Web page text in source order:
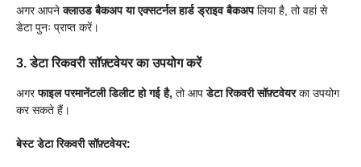
अगर आपनेक्लाउड बैकअप या एक्सटर्नल हार्ड ड्राइव बैकअपलिया है, तो वहां से
डेटा पुनः प्राप्त करें।
3. डेटा रिकवरी सॉफ़्टवेयर का उपयोग करें
अगरफाइल परमानेंटली डिलीट हो गई है, तो आपडेटा रिकवरी सॉफ़्टवेयरका उपयोग
कर सकते हैं।
बेस्ट डेटा रिकवरी सॉफ़्टवेयर: